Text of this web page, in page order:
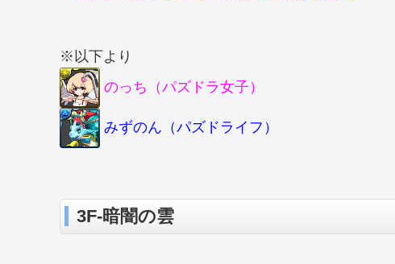
※以下より
のっち（パズドラ女子）
みずのん（パズドライフ）
3F-暗闇の雲